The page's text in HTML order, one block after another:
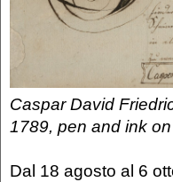
Caspar David
1789, pen and ink
Dal 18 agosto al 6